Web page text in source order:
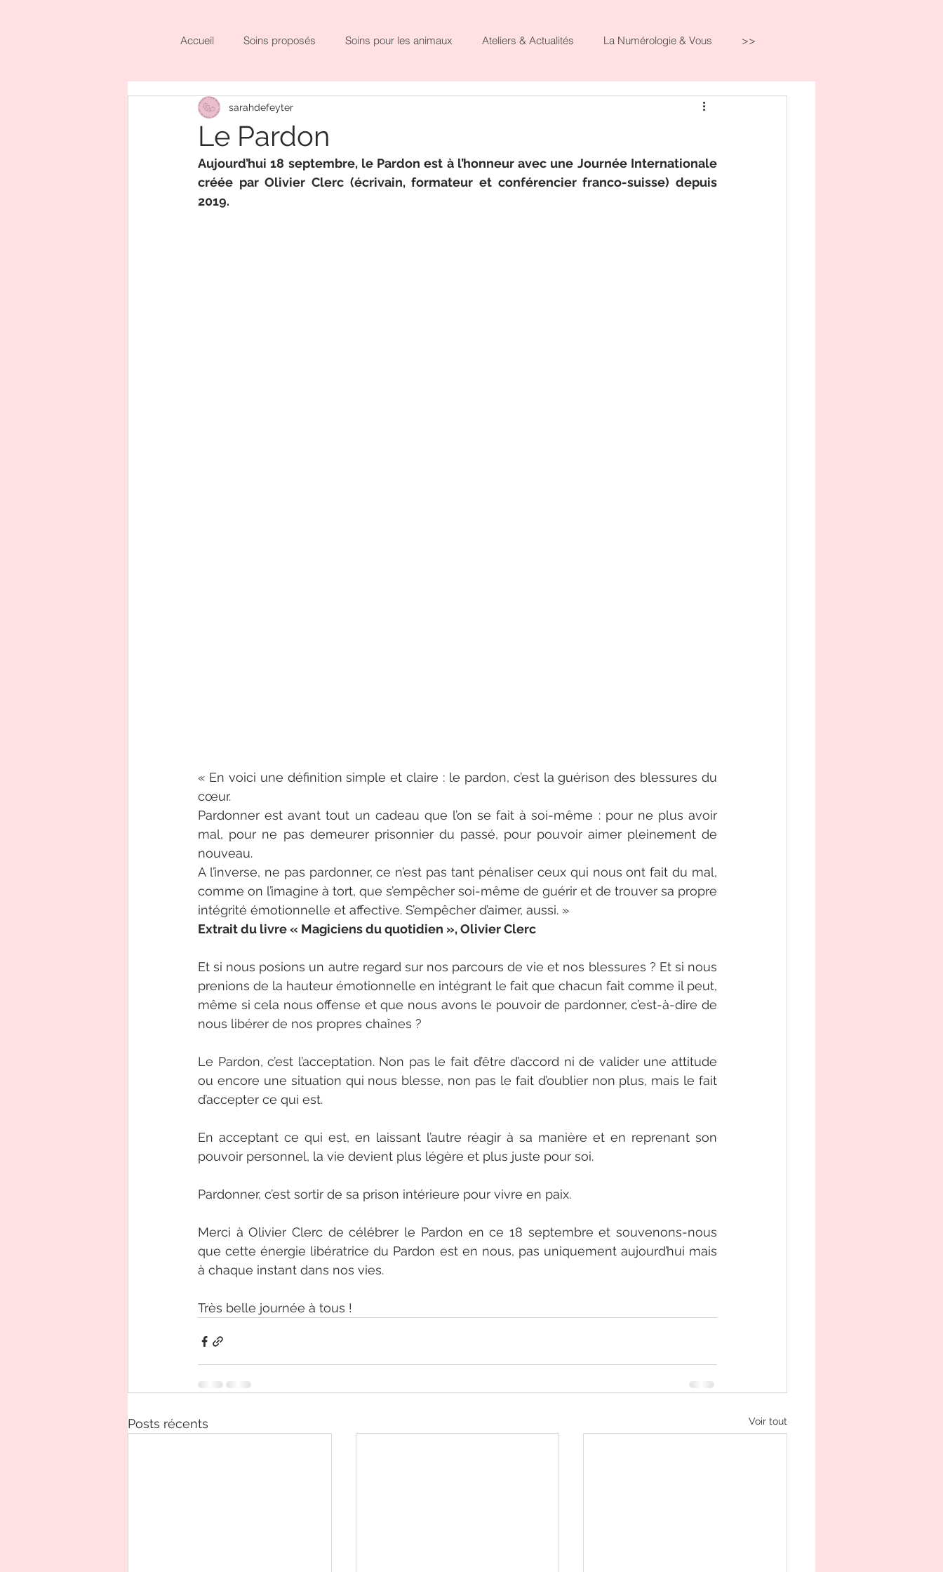
Accueil Soins proposés Soins pour les animaux Ateliers & Actualités La Numérologie & Vous >>
Le Pardon
sarahdefeyter
Aujourd’hui 18 septembre, le Pardon est à l’honneur avec une Journée Internationale
créée par Olivier Clerc (écrivain, formateur et conférencier franco-suisse) depuis
2019.
« En voici une définition simple et claire : le pardon, c’est la guérison des blessures du
cœur.
Pardonner est avant tout un cadeau que l’on se fait à soi-même : pour ne plus avoir
mal, pour ne pas demeurer prisonnier du passé, pour pouvoir aimer pleinement de
nouveau.
A l’inverse, ne pas pardonner, ce n’est pas tant pénaliser ceux qui nous ont fait du mal,
comme on l’imagine à tort, que s’empêcher soi-même de guérir et de trouver sa propre
intégrité émotionnelle et affective. S’empêcher d’aimer, aussi. »
Extrait du livre « Magiciens du quotidien », Olivier Clerc
Et si nous posions un autre regard sur nos parcours de vie et nos blessures ? Et si nous
prenions de la hauteur émotionnelle en intégrant le fait que chacun fait comme il peut,
même si cela nous offense et que nous avons le pouvoir de pardonner, c’est-à-dire de
nous libérer de nos propres chaînes ?
Le Pardon, c’est l’acceptation. Non pas le fait d’être d’accord ni de valider une attitude
ou encore une situation qui nous blesse, non pas le fait d’oublier non plus, mais le fait
d’accepter ce qui est.
En acceptant ce qui est, en laissant l’autre réagir à sa manière et en reprenant son
pouvoir personnel, la vie devient plus légère et plus juste pour soi.
Pardonner, c’est sortir de sa prison intérieure pour vivre en paix.
Merci à Olivier Clerc de célébrer le Pardon en ce 18 septembre et souvenons-nous
que cette énergie libératrice du Pardon est en nous, pas uniquement aujourd’hui mais
à chaque instant dans nos vies.
Très belle journée à tous !
Posts récents Voir tout